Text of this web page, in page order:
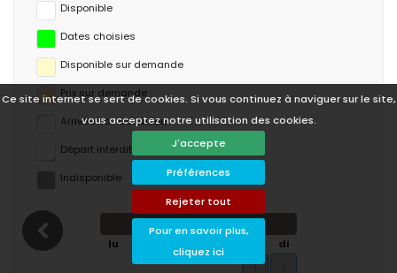
Ce site internet se sert de cookies. Si vous continuez à naviguer sur le site,
vous acceptez notre utilisation des cookies.
J'accepte
Préférences
Rejeter tout
Pour en savoir plus,
cliquez ici
Disponible
Dates choisies
Disponible sur demande
Prix ​​sur demande
Arrivée non autorisée
Départ interdit
Indisponible
août 2026
lu
di
1